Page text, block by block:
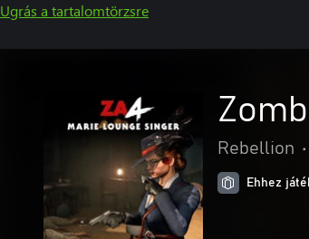
Ugrás a tartalomtörzsre
Rebellion •
Ehhez